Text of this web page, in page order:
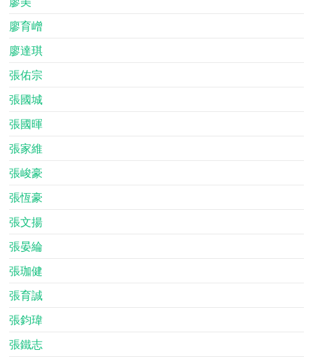
廖育嶒
廖達琪
張佑宗
張國城
張國暉
張家維
張峻豪
張恆豪
張文揚
張晏綸
張珈健
張育誠
張鈞瑋
張鐵志